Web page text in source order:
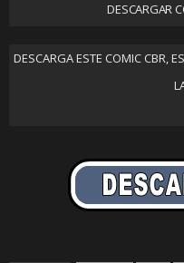
DESCARGAR
DESCARGA ESTE COMIC CBR,